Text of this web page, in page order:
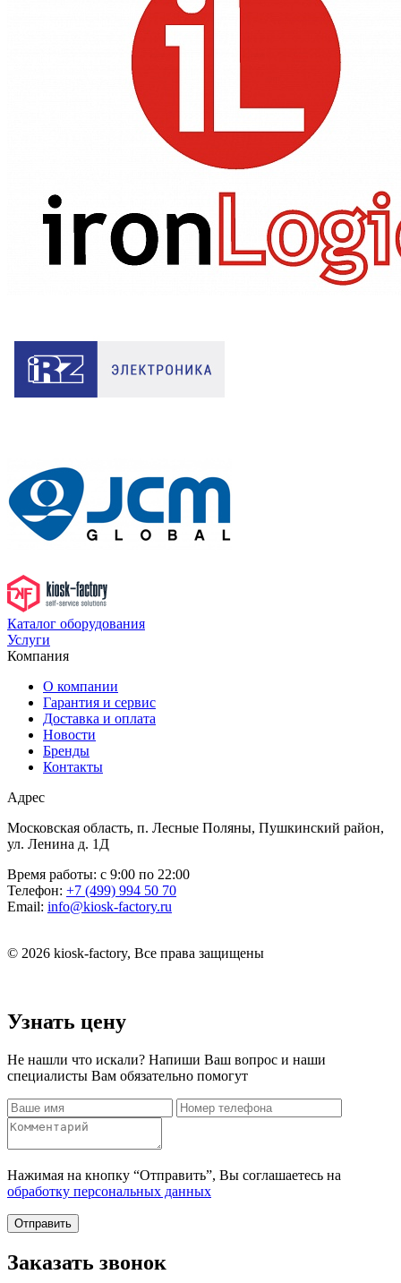
Каталог оборудования
Услуги
Компания
О компании
Гарантия и сервис
Доставка и оплата
Новости
Бренды
Контакты
Адрес
Московская область, п. Лесные Поляны, Пушкинский район,
ул. Ленина д. 1Д
Время работы: с 9:00 по 22:00
Телефон: +7 (499) 994 50 70
Email: info@kiosk-factory.ru
© 2026 kiosk-factory, Все права защищены
Узнать цену
Не нашли что искали? Напиши Ваш вопрос и наши
специалисты Вам обязательно помогут
Нажимая на кнопку “Отправить”, Вы соглашаетесь на
обработку персональных данных
Отправить
Заказать звонок